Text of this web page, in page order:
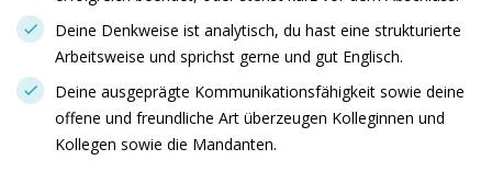
Deine Denkweise ist analytisch, du hast eine strukturierte
Arbeitsweise und sprichst gerne und gut Englisch.
Deine ausgeprägte Kommunikationsfähigkeit sowie deine
offene und freundliche Art überzeugen Kolleginnen und
Kollegen sowie die Mandanten.